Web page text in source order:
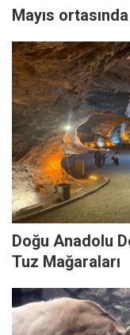
Mayıs
Doğu Anadolu
Tuz Mağaraları